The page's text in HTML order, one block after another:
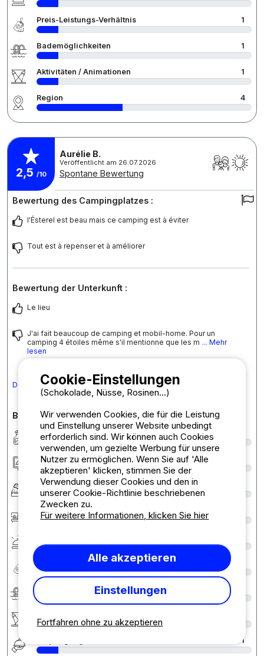
Preis-Leistungs-Verhältnis 1
Bademöglichkeiten 1
Aktivitäten / Animationen 1
Region 4
2,5 /10
Aurélie B.
Veröffentlicht am 26.07.2026
Spontane Bewertung
Bewertung des Campingplatzes :
l'Ésterel est beau mais ce camping est à éviter
Tout est à repenser et à améliorer
Bewertung der Unterkunft :
Le lieu
J'ai fait beaucoup de camping et mobil-home. Pour un
camping 4 étoiles même s'il mentionne que les m ... Mehr
lesen
Den Kommentar in Deutsch übersetzen
Bewertungen des Campingplatzes im Detail
Sauberkeit
Unterkunft/Stellplatz
Komfort
Rezeption
Preis-Leistungs-Verhältnis
Bademöglichkeiten
1
Fortfahren ohne zu akzeptieren
Cookie-Einstellungen
(Schokolade, Nüsse, Rosinen...)
Wir verwenden Cookies, die für die Leistung
und Einstellung unserer Website unbedingt
erforderlich sind. Wir können auch Cookies
verwenden, um gezielte Werbung für unsere
Nutzer zu ermöglichen. Wenn Sie auf 'Alle
akzeptieren' klicken, stimmen Sie der
Verwendung dieser Cookies und den in
unserer Cookie-Richtlinie beschriebenen
Zwecken zu.
Für weitere Informationen, klicken Sie hier
Alle akzeptieren
Einstellungen